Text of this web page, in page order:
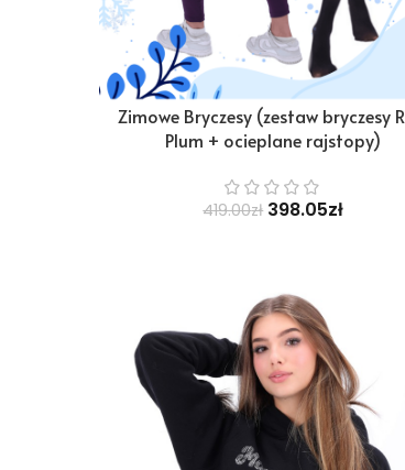
Zimowe Bryczesy (zestaw bryczesy
Plum + ocieplane rajstopy)
419.00zł 398.05zł